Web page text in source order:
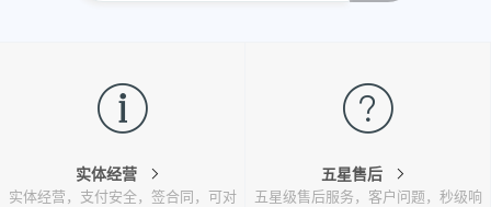
实体经营
实体经营，支付安全，签合同，可对
五星售后
五星级售后服务，客户问题，秒级响